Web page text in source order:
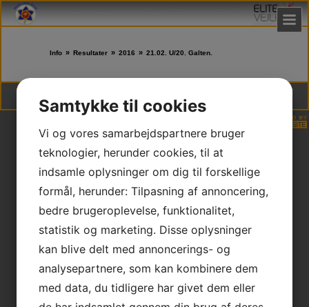
Info » Resultater » 2016 » 21.02. U/20. Galten.
Vejle Judo Klub | DGI Huset Hal 2, Willy Sørensens Plads 5, 7100 Vejle | * CVR
30253205 * NEM konto 9347 4585930658
Samtykke til cookies
Vi og vores samarbejdspartnere bruger
teknologier, herunder cookies, til at
indsamle oplysninger om dig til forskellige
formål, herunder: Tilpasning af annoncering,
bedre brugeroplevelse, funktionalitet,
statistik og marketing. Disse oplysninger
kan blive delt med annoncerings- og
analysepartnere, som kan kombinere dem
med data, du tidligere har givet dem eller